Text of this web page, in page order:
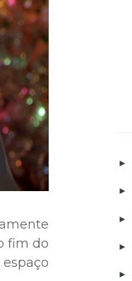
fim do
►
►
►
►
►